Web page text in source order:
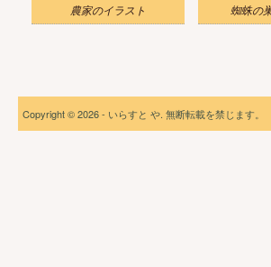
農家のイラスト 蜘蛛の
Copyright © 2026 - いらすと や. 無断転載を禁じます。